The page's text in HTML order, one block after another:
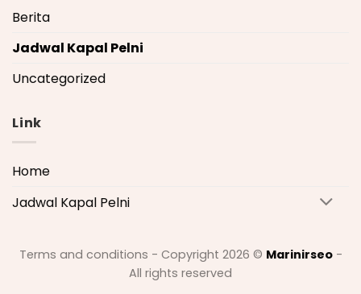
Berita
Jadwal Kapal Pelni
Uncategorized
Link
Home
Jadwal Kapal Pelni
Terms and conditions - Copyright 2026 © Marinirseo-
All rights reserved